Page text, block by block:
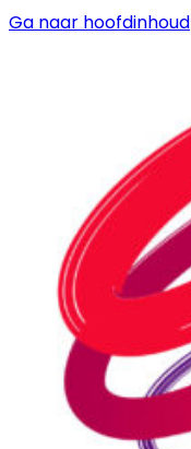
Ga naar hoofdinhoud